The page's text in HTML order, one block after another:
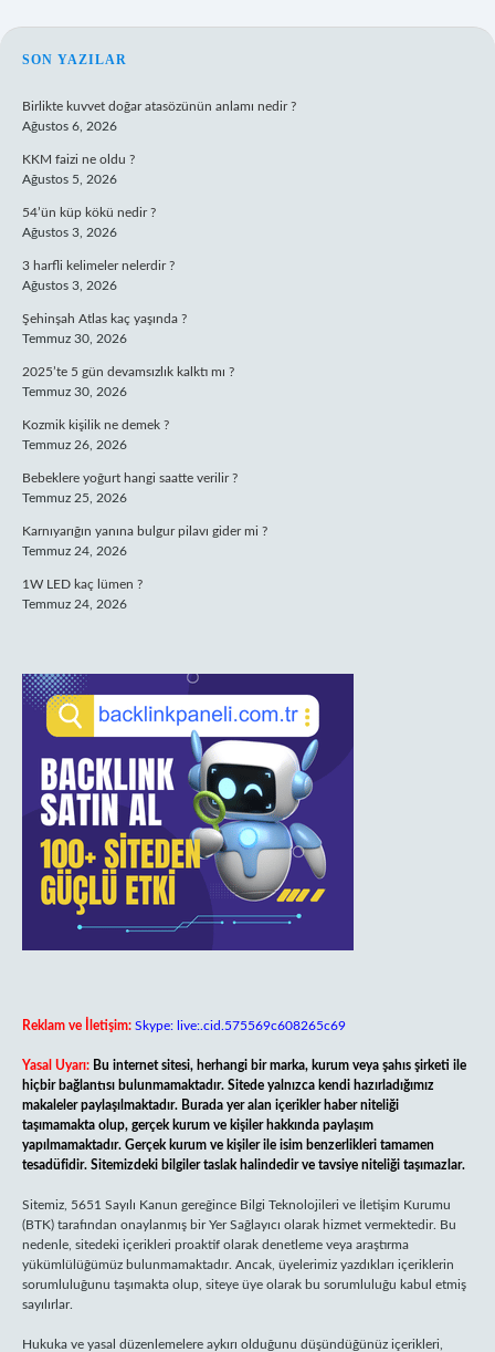
SIDEBAR
SON YAZILAR
Birlikte kuvvet doğar atasözünün anlamı nedir ?
Ağustos 6, 2026
KKM faizi ne oldu ?
Ağustos 5, 2026
54’ün küp kökü nedir ?
Ağustos 3, 2026
3 harfli kelimeler nelerdir ?
Ağustos 3, 2026
Şehinşah Atlas kaç yaşında ?
Temmuz 30, 2026
2025’te 5 gün devamsızlık kalktı mı ?
Temmuz 30, 2026
Kozmik kişilik ne demek ?
Temmuz 26, 2026
Bebeklere yoğurt hangi saatte verilir ?
Temmuz 25, 2026
Karnıyarığın yanına bulgur pilavı gider mi ?
Temmuz 24, 2026
1W LED kaç lümen ?
Temmuz 24, 2026
Reklam ve İletişim: Skype: live:.cid.575569c608265c69
Yasal Uyarı: Bu internet sitesi, herhangi bir marka, kurum veya şahıs şirketi ile
hiçbir bağlantısı bulunmamaktadır. Sitede yalnızca kendi hazırladığımız
makaleler paylaşılmaktadır. Burada yer alan içerikler haber niteliği
taşımamakta olup, gerçek kurum ve kişiler hakkında paylaşım
yapılmamaktadır. Gerçek kurum ve kişiler ile isim benzerlikleri tamamen
tesadüfidir. Sitemizdeki bilgiler taslak halindedir ve tavsiye niteliği taşımazlar.
Sitemiz, 5651 Sayılı Kanun gereğince Bilgi Teknolojileri ve İletişim Kurumu
(BTK) tarafından onaylanmış bir Yer Sağlayıcı olarak hizmet vermektedir. Bu
nedenle, sitedeki içerikleri proaktif olarak denetleme veya araştırma
yükümlülüğümüz bulunmamaktadır. Ancak, üyelerimiz yazdıkları içeriklerin
sorumluluğunu taşımakta olup, siteye üye olarak bu sorumluluğu kabul etmiş
sayılırlar.
Hukuka ve yasal düzenlemelere aykırı olduğunu düşündüğünüz içerikleri,